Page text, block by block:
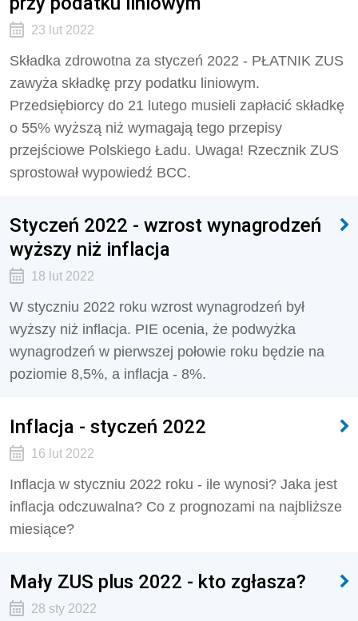
23 lut 2022
Składka zdrowotna za styczeń 2022 - PŁATNIK ZUS
zawyża składkę przy podatku liniowym.
Przedsiębiorcy do 21 lutego musieli zapłacić składkę
o 55% wyższą niż wymagają tego przepisy
przejściowe Polskiego Ładu. Uwaga! Rzecznik ZUS
sprostował wypowiedź BCC.
Styczeń 2022 - wzrost wynagrodzeń
wyższy niż inflacja
18 lut 2022
W styczniu 2022 roku wzrost wynagrodzeń był
wyższy niż inflacja. PIE ocenia, że podwyżka
wynagrodzeń w pierwszej połowie roku będzie na
poziomie 8,5%, a inflacja - 8%.
Inflacja - styczeń 2022
16 lut 2022
Inflacja w styczniu 2022 roku - ile wynosi? Jaka jest
inflacja odczuwalna? Co z prognozami na najbliższe
miesiące?
Mały ZUS plus 2022 - kto zgłasza?
28 sty 2022